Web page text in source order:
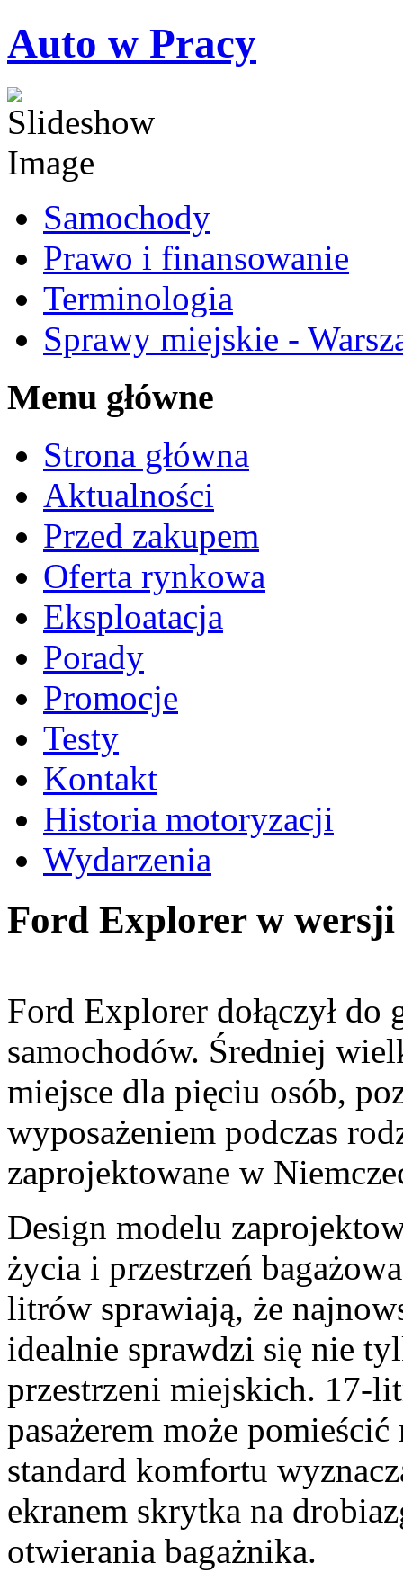
Auto w Pracy
Samochody
Prawo i finansowanie
Terminologia
Sprawy miejskie -
Menu główne
Strona główna
Aktualności
Przed zakupem
Oferta rynkowa
Eksploatacja
Porady
Promocje
Testy
Kontakt
Historia motoryzacji
Wydarzenia
Ford Explorer w
Ford Explorer dołączył
samochodów. Średniej
miejsce dla pięciu osób,
wyposażeniem podczas
zaprojektowane w
Design modelu
życia i przestrzeń
litrów sprawiają, że
idealnie sprawdzi się nie
przestrzeni miejskich. 17-
pasażerem może
standard komfortu
ekranem skrytka na
otwierania bagażnika.